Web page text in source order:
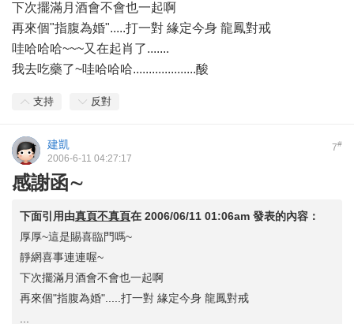
下次擺滿月酒會不會也一起啊
再來個"指腹為婚".....打一對 緣定今身 龍鳳對戒
哇哈哈哈~~~又在起肖了.......
我去吃藥了~哇哈哈哈....................酸
支持 反對
7#
建凱
2006-6-11 04:27:17
感謝函∼
下面引用由真頁不真頁在 2006/06/11 01:06am 發表的內容：
厚厚~這是賜喜臨門嗎~
靜網喜事連連喔~
下次擺滿月酒會不會也一起啊
再來個"指腹為婚".....打一對 緣定今身 龍鳳對戒